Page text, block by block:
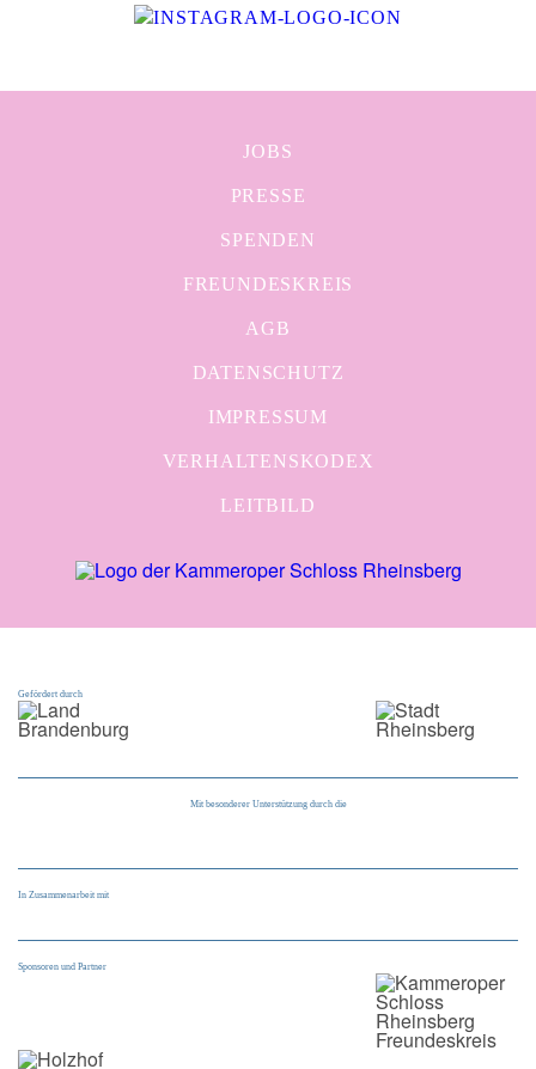
JOBS
PRESSE
SPENDEN
FREUNDESKREIS
AGB
DATENSCHUTZ
IMPRESSUM
VERHALTENSKODEX
LEITBILD
Gefördert durch
Mit besonderer Unterstützung durch die
In Zusammenarbeit mit
Sponsoren und Partner